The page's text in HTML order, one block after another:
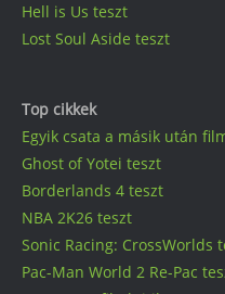
Hell is Us teszt
Lost Soul Aside teszt
Top cikkek
Egyik csata a másik után
Ghost of Yotei teszt
Borderlands 4 teszt
NBA 2K26 teszt
Sonic Racing: CrossWorlds
Pac-Man World 2 Re-Pac